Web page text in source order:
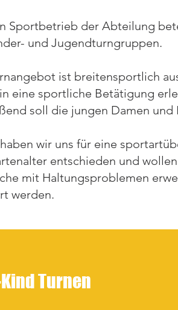
Sportbetrieb der Abteilung
und Jugendturngruppen.
ist breitensportlich
eine sportliche Betätigung
soll die jungen Damen
wir uns für eine
entschieden und
mit Haltungsproblemen
werden.
Turnen